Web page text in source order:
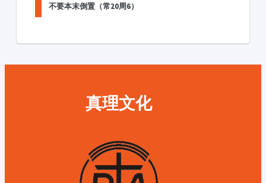
不要本末倒置（常20周6）
真理文化